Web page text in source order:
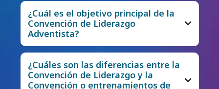
¿Cuál es el objetivo principal de la
Convención de Liderazgo
Adventista?
¿Cuáles son las diferencias entre la
Convención de Liderazgo y la
Convención o entrenamientos de